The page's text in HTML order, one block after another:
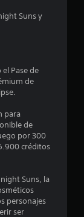
Suns y
Pase de
de
para
de
por 300
créditos
Suns, la
personajes
ser